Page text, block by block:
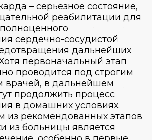
– серьезное состояние,
реабилитации для
сердечно-сосудистой
дальнейших
первоначальный этап
проводится под строгим
врачей, в дальнейшем
продолжить процесс
в домашних условиях.
из рекомендованных этапов
из больницы является